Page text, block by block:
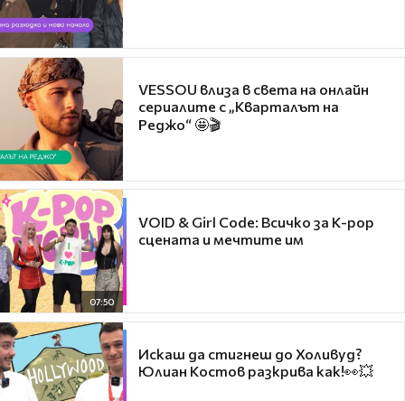
VESSOU влиза в света на онлайн
сериалите с „Кварталът на
Реджо“ 🤩🎬
07:50
VOID & Girl Code: Всичко за K-pop
сцената и мечтите им
Искаш да стигнеш до Холивуд?
Юлиан Костов разкрива как!👀💥